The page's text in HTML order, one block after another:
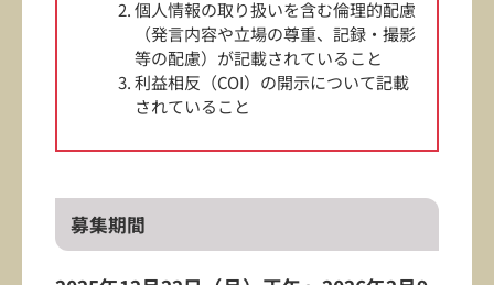
個人情報の取り扱いを含む倫理的配慮
（発言内容や立場の尊重、記録・撮影
等の配慮）が記載されていること
利益相反（COI）の開示について記載
されていること
募集期間